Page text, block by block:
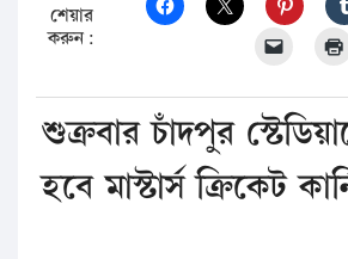
শেয়ার
করুন:
শুক্রবার চাঁদপুর
হবে মাস্টার্স ক্রিকেট